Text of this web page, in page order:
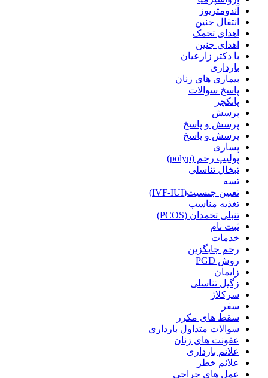
آندومتریوز
انتقال جنین
اهدای تخمک
اهدای جنین
با دکتر زارعیان
بارداری
بیماری های زنان
پاسخ سوالات
پانکچر
پرسش
پرسش و پاسخ
پرسش و پاسخ
پساری
پولیپ رحم (polyp)
تبخال تناسلی
تسه
تعیین جنسیت(IVF-IUI)
تغذیه مناسب
تنبلی تخمدان (PCOS)
ثبت نام
خدمات
رحم جایگزین
روش PGD
زایمان
زگیل تناسلی
سرکلاژ
سفر
سقط های مکرر
سوالات متداول بارداری
عفونت های زنان
علائم بارداری
علائم خطر
عمل های جراحی